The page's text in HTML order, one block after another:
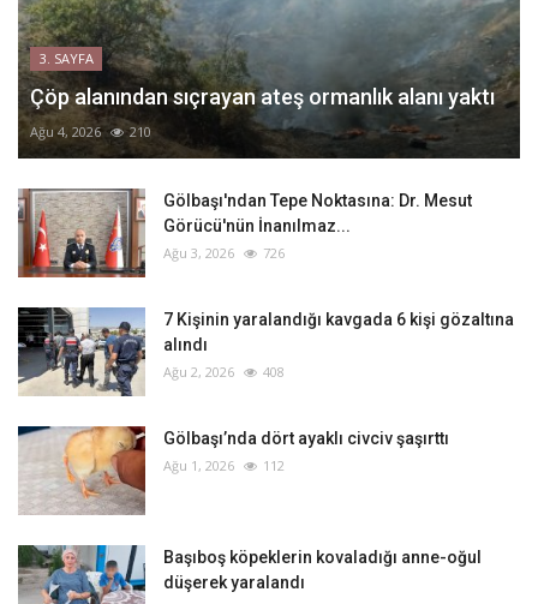
3. SAYFA
Çöp alanından sıçrayan ateş ormanlık alanı yaktı
Ağu 4, 2026 210
Gölbaşı'ndan Tepe Noktasına: Dr. Mesut
Görücü'nün İnanılmaz...
Ağu 3, 2026 726
‎7 Kişinin yaralandığı kavgada 6 kişi gözaltına
alındı
Ağu 2, 2026 408
Gölbaşı’nda dört ayaklı civciv şaşırttı
Ağu 1, 2026 112
Başıboş köpeklerin kovaladığı anne-oğul
düşerek yaralandı